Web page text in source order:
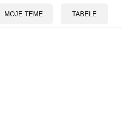
MOJE TEME TABELE